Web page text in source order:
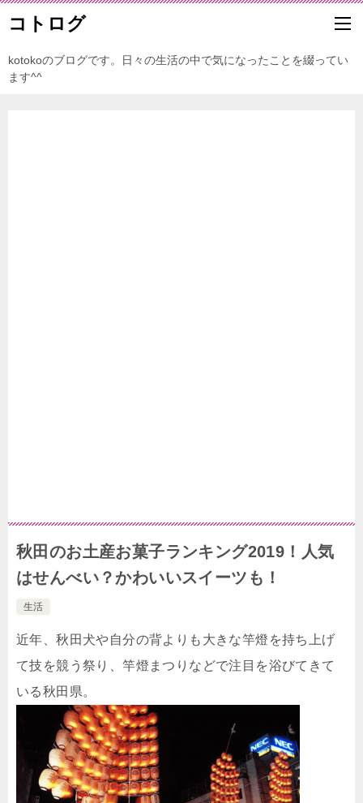
コトログ
kotokoのブログです。日々の生活の中で気になったことを綴ってい
ます^^
秋田のお土産お菓子ランキング2019！人気
はせんべい？かわいいスイーツも！
生活
近年、秋田犬や自分の背よりも大きな竿燈を持ち上げ
て技を競う祭り、竿燈まつりなどで注目を浴びてきて
いる秋田県。